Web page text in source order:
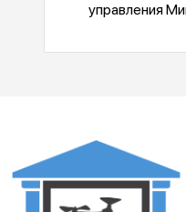
управления